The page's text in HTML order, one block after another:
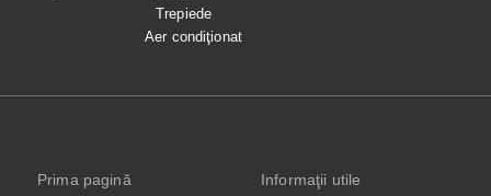
Trepiede
Aer condiţionat
Prima pagină
Informaţii utile